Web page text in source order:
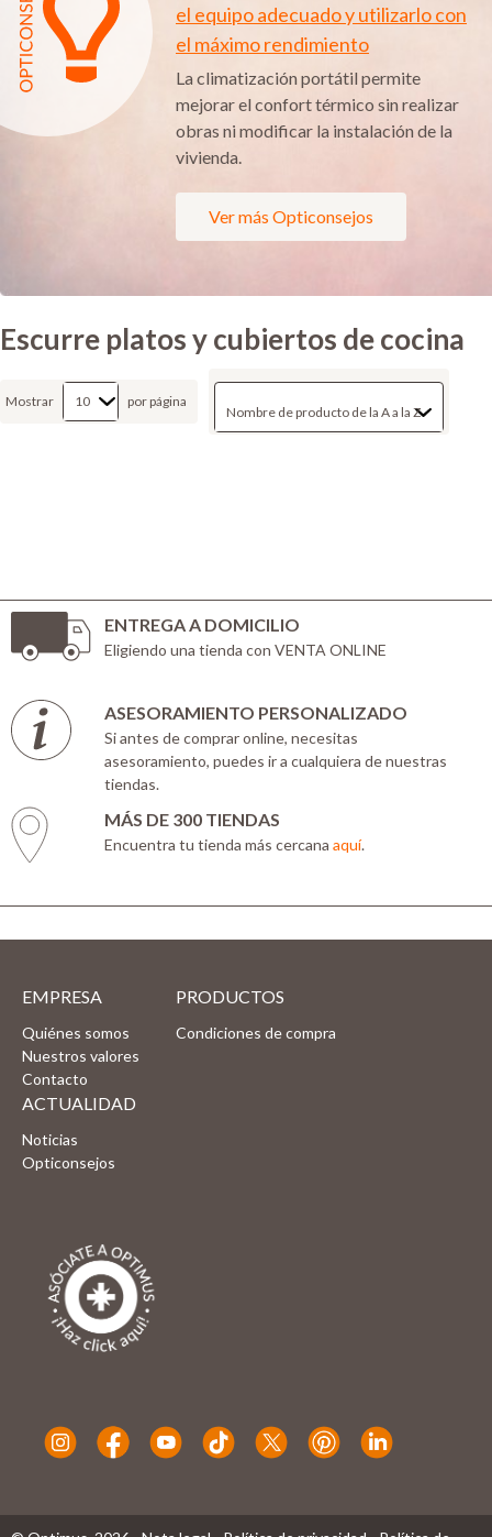
el equipo adecuado y utilizarlo con
el máximo rendimiento
La climatización portátil permite
mejorar el confort térmico sin realizar
obras ni modificar la instalación de la
vivienda.
Ver más Opticonsejos
Escurre platos y cubiertos de cocina
Mostrar por página
ENTREGA A DOMICILIO
Eligiendo una tienda con VENTA ONLINE
ASESORAMIENTO PERSONALIZADO
Si antes de comprar online, necesitas
asesoramiento, puedes ir a cualquiera de nuestras
tiendas.
MÁS DE 300 TIENDAS
Encuentra tu tienda más cercana aquí.
EMPRESA
Quiénes somos
Nuestros valores
Contacto
PRODUCTOS
Condiciones de compra
ACTUALIDAD
Noticias
Opticonsejos